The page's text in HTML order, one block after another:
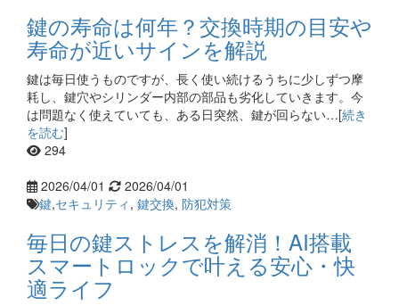
鍵の寿命は何年？交換時期の目安や
寿命が近いサインを解説
鍵は毎日使うものですが、長く使い続けるうちに少しずつ摩
耗し、鍵穴やシリンダー内部の部品も劣化していきます。今
は問題なく使えていても、ある日突然、鍵が回らない…[続き
を読む]
294
2026/04/01
2026/04/01
鍵,セキュリティ , 鍵交換, 防犯対策
毎日の鍵ストレスを解消！AI搭載
スマートロックで叶える安心・快
適ライフ